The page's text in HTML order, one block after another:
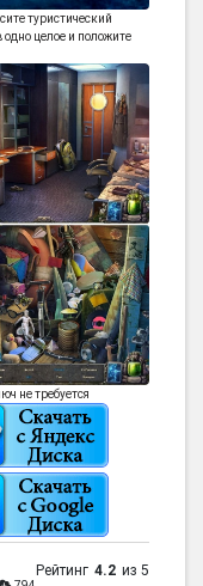
туристический
одно целое и положите
не требуется
Рейтинг 4.2 из 5